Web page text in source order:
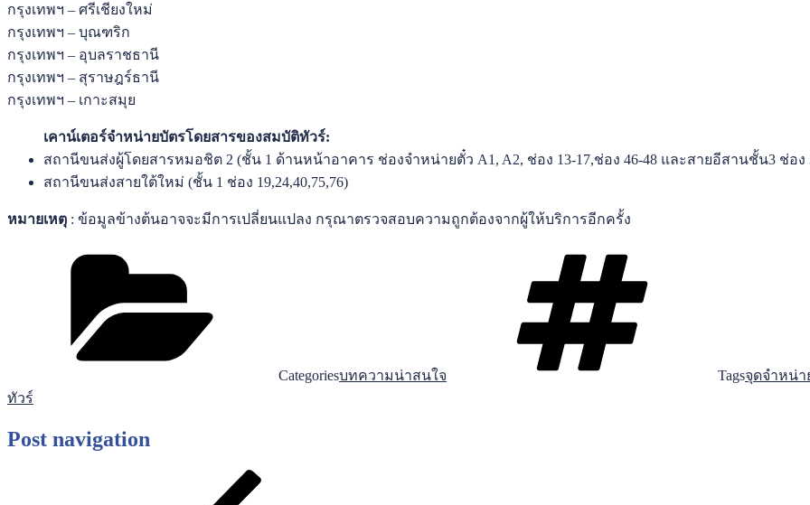
กรุงเทพฯ – ศรีเชียงใหม่
กรุงเทพฯ – บุณฑริก
กรุงเทพฯ – อุบลราชธานี
กรุงเทพฯ – สุราษฎร์ธานี
กรุงเทพฯ – เกาะสมุย
เคาน์เตอร์จำหน่ายบัตรโดยสารของสมบัติทัวร์:
สถานีขนส่งผู้โดยสารหมอชิต 2 (ชั้น 1 ด้านหน้าอาคาร ช่องจำหน่ายตั๋ว A1, A2, ช่อง 13-17,ช่อง 46-48 และสายอีสานชั้น3 ช่อง
สถานีขนส่งสายใต้ใหม่ (ชั้น 1 ช่อง 19,24,40,75,76)
หมายเหตุ : ข้อมูลข้างต้นอาจจะมีการเปลี่ยนแปลง กรุณาตรวจสอบความถูกต้องจากผู้ให้บริการอีกครั้ง
Categoriesบทความน่าสนใจ Tagsจุดจำหน่า
ทัวร์
Post navigation